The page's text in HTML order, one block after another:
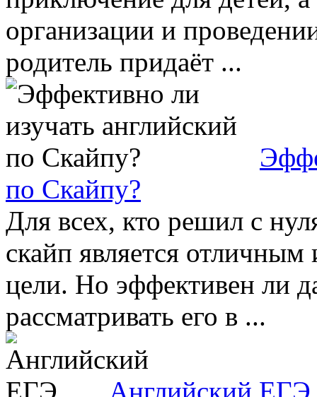
организации и
родитель придаёт ...
по Скайпу?
Для всех, кто решил с
скайп является
цели. Но эффективен ли
рассматривать его в ...
Английский ЕГЭ